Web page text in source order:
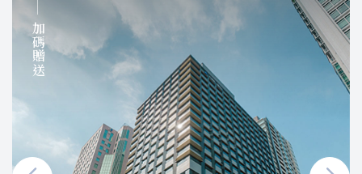
加碼贈送